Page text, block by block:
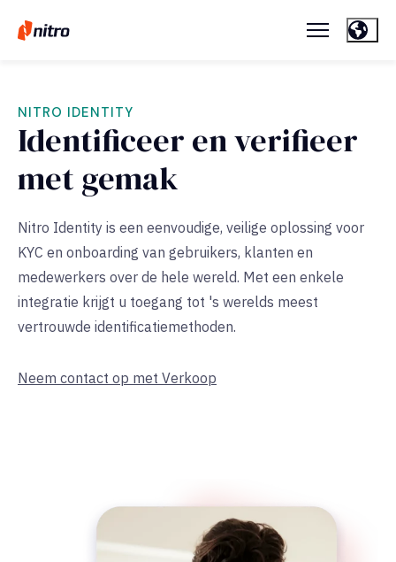
NITRO IDENTITY
Identificeer en verifieer
met gemak
Nitro Identity is een eenvoudige, veilige oplossing voor
KYC en onboarding van gebruikers, klanten en
medewerkers over de hele wereld. Met een enkele
integratie krijgt u toegang tot 's werelds meest
vertrouwde identificatiemethoden.
Neem contact op met Verkoop